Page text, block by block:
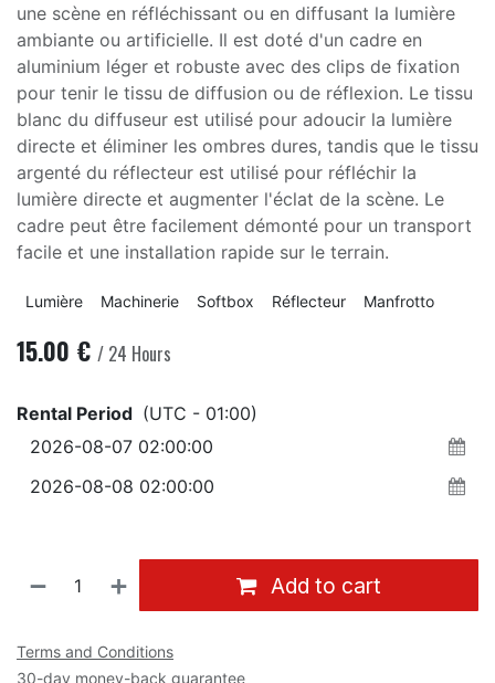
une scène en réfléchissant ou en diffusant la lumière
ambiante ou artificielle. Il est doté d'un cadre en
aluminium léger et robuste avec des clips de fixation
pour tenir le tissu de diffusion ou de réflexion. Le tissu
blanc du diffuseur est utilisé pour adoucir la lumière
directe et éliminer les ombres dures, tandis que le tissu
argenté du réflecteur est utilisé pour réfléchir la
lumière directe et augmenter l'éclat de la scène. Le
cadre peut être facilement démonté pour un transport
facile et une installation rapide sur le terrain.
Lumière Machinerie Softbox Réflecteur Manfrotto
15.00 € / 24 Hours
Rental Period (UTC - 01:00)
Add to cart
Terms and Conditions
30-day money-back guarantee